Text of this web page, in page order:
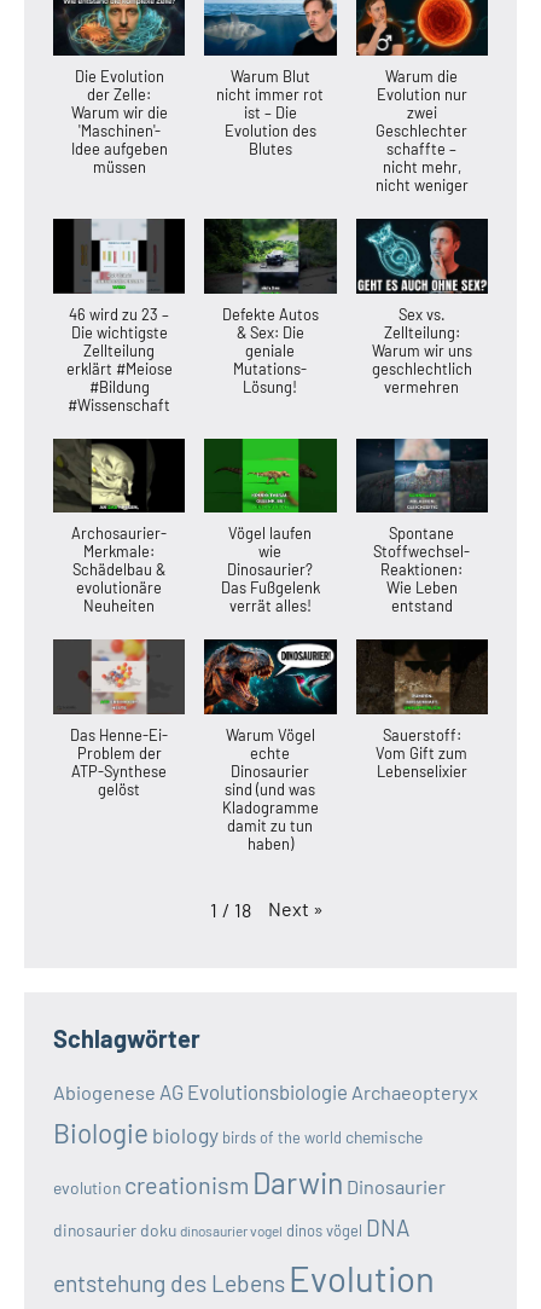
Die Evolution
der Zelle:
Warum wir die
'Maschinen'-
Idee aufgeben
müssen
Warum Blut
nicht immer rot
ist – Die
Evolution des
Blutes
Warum die
Evolution nur
zwei
Geschlechter
schaffte –
nicht mehr,
nicht weniger
46 wird zu 23 –
Die wichtigste
Zellteilung
erklärt #Meiose
#Bildung
#Wissenschaft
Defekte Autos
& Sex: Die
geniale
Mutations-
Lösung!
Sex vs.
Zellteilung:
Warum wir uns
geschlechtlich
vermehren
Archosaurier-
Merkmale:
Schädelbau &
evolutionäre
Neuheiten
Vögel laufen
wie
Dinosaurier?
Das Fußgelenk
verrät alles!
Spontane
Stoffwechsel-
Reaktionen:
Wie Leben
entstand
Das Henne-Ei-
Problem der
ATP-Synthese
gelöst
Warum Vögel
echte
Dinosaurier
sind (und was
Kladogramme
damit zu tun
haben)
Sauerstoff:
Vom Gift zum
Lebenselixier
1 / 18 Next »
Schlagwörter
Abiogenese AG Evolutionsbiologie Archaeopteryx
Biologie biology birds of the world chemische
evolution creationism Darwin Dinosaurier
dinosaurier doku dinosaurier vogel dinos vögel DNA
entstehung des Lebens Evolution